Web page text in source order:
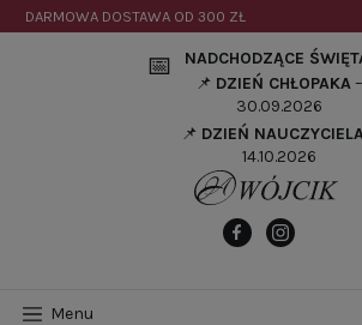
DARMOWA DOSTAWA OD 300 ZŁ
📅
NADCHODZĄCE
📌 DZIEŃ CHŁOPAKA–
30.09.2026
📌 DZIEŃ
14.10.2026
Menu